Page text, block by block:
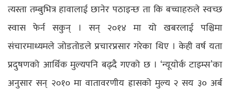
त्यस्ता तम्बुभित्र हावालाई छानेर पठाइन्छ ता कि बच्चाहरुले स्वच्छ
स्वास फेर्न सकुन् । सन् २०१४ मा यो खबरलाई पश्चिमा
संचारमाध्यमले जोडतोडले प्रचारप्रसार गरेका थिए । केही वर्ष यता
प्रदुषणको आर्थिक मुल्यपनि बढ्दै गएको छ । ‘न्यूयाेर्क टाइम्स’का
अनुसार सन् २०१० मा वातावरणीय ह्रासको मुल्य २ सय ३० अर्ब